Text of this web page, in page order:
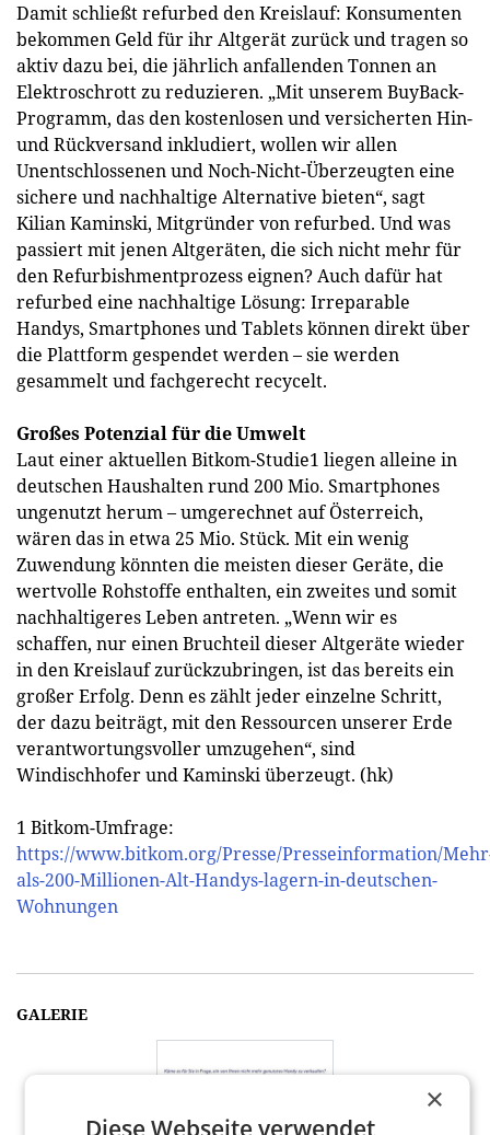
Damit schließt refurbed den Kreislauf: Konsumenten
bekommen Geld für ihr Altgerät zurück und tragen so
aktiv dazu bei, die jährlich anfallenden Tonnen an
Elektroschrott zu reduzieren. „Mit unserem BuyBack-
Programm, das den kostenlosen und versicherten Hin-
und Rückversand inkludiert, wollen wir allen
Unentschlossenen und Noch-Nicht-Überzeugten eine
sichere und nachhaltige Alternative bieten“, sagt
Kilian Kaminski, Mitgründer von refurbed. Und was
passiert mit jenen Altgeräten, die sich nicht mehr für
den Refurbishmentprozess eignen? Auch dafür hat
refurbed eine nachhaltige Lösung: Irreparable
Handys, Smartphones und Tablets können direkt über
die Plattform gespendet werden – sie werden
gesammelt und fachgerecht recycelt.
Großes Potenzial für die Umwelt
Laut einer aktuellen Bitkom-Studie1 liegen alleine in
deutschen Haushalten rund 200 Mio. Smartphones
ungenutzt herum – umgerechnet auf Österreich,
wären das in etwa 25 Mio. Stück. Mit ein wenig
Zuwendung könnten die meisten dieser Geräte, die
wertvolle Rohstoffe enthalten, ein zweites und somit
nachhaltigeres Leben antreten. „Wenn wir es
schaffen, nur einen Bruchteil dieser Altgeräte wieder
in den Kreislauf zurückzubringen, ist das bereits ein
großer Erfolg. Denn es zählt jeder einzelne Schritt,
der dazu beiträgt, mit den Ressourcen unserer Erde
verantwortungsvoller umzugehen“, sind
Windischhofer und Kaminski überzeugt. (hk)
1 Bitkom-Umfrage:
https://www.bitkom.org/Presse/Presseinformation/
als-200-Millionen-Alt-Handys-lagern-in-deutschen-
Wohnungen
GALERIE
×
Diese Webseite verwendet